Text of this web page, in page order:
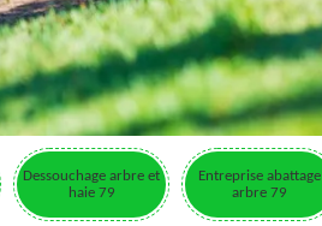
Dessouchage arbre et
haie 79
Entreprise abattage
arbre 79